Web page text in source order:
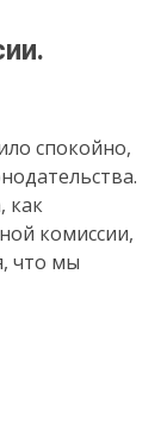
спокойно,
как
комиссии,
что мы